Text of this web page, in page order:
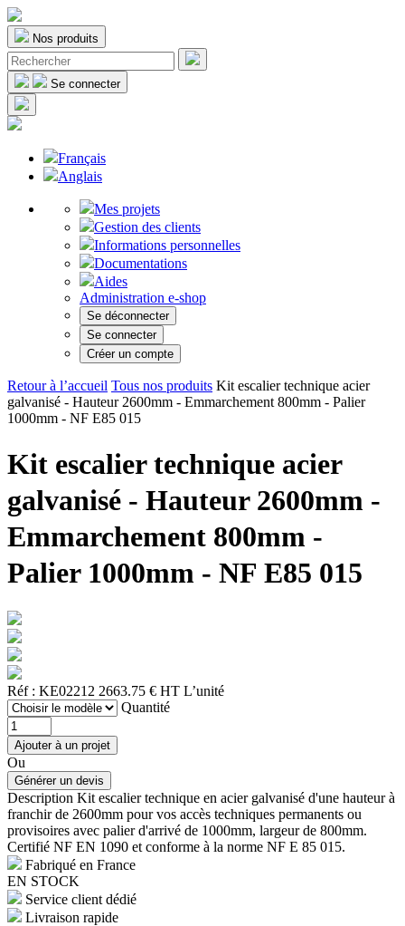
Nos produits
Se connecter
Français
Anglais
Mes projets
Gestion des clients
Informations personnelles
Documentations
Aides
Administration e-shop
Se déconnecter
Se connecter
Créer un compte
Retour à l’accueil Tous nos produits Kit escalier technique acier
galvanisé - Hauteur 2600mm - Emmarchement 800mm - Palier
1000mm - NF E85 015
Kit escalier technique acier
galvanisé - Hauteur 2600mm -
Emmarchement 800mm -
Palier 1000mm - NF E85 015
Réf : KE02212 2663.75 € HT L’unité
Quantité
Ou
Description Kit escalier technique en acier galvanisé d'une hauteur à
franchir de 2600mm pour vos accès techniques permanents ou
provisoires avec palier d'arrivé de 1000mm, largeur de 800mm.
Certifié NF EN 1090 et conforme à la norme NF E 85 015.
Fabriqué en France
EN STOCK
Service client dédié
Livraison rapide